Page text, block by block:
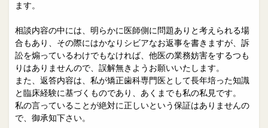
0263-54-6622
MAILはこちら
ます。
相談内容の中には、明らかに医師側に問題ありと考えられる場
合もあり、その際にはかなりシビアなお返事を書きますが、訴
訟を煽っているわけでもなければ、他医の業務妨害をするつも
りはありませんので、誤解無きようお願いいたします。
また、返答内容は、私が矯正歯科専門医として長年培った知識
と臨床経験に基づくものであり、あくまでも私の私見です。
私の言っていることが絶対に正しいという保証はありませんの
で、御承知下さい。